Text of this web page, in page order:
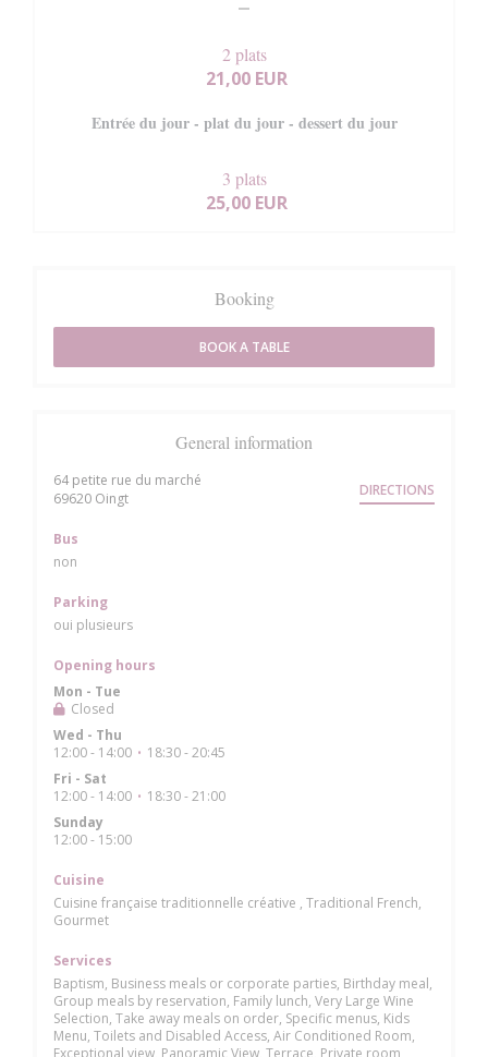
2 plats
21,00 EUR
Entrée du jour - plat du jour - dessert du jour
3 plats
25,00 EUR
Booking
BOOK A TABLE
General information
64 petite rue du marché
69620 Oingt((opens in a new window)) DIRECTIONS
Bus
non
Parking
oui plusieurs
Opening hours
Mon - Tue
Closed
Wed - Thu
12:00 - 14:00 • 18:30 - 20:45
Fri - Sat
12:00 - 14:00 • 18:30 - 21:00
Sunday
12:00 - 15:00
Cuisine
Cuisine française traditionnelle créative , Traditional French,
Gourmet
Services
Baptism, Business meals or corporate parties, Birthday meal,
Group meals by reservation, Family lunch, Very Large Wine
Selection, Take away meals on order, Specific menus, Kids
Menu, Toilets and Disabled Access, Air Conditioned Room,
Exceptional view, Panoramic View, Terrace, Private room